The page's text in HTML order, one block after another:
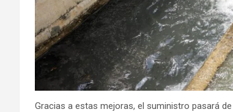
Gracias a estas mejoras, el suministro pasará